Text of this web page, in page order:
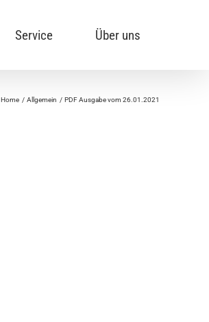
Service Über uns
Home Allgemein PDF Ausgabe vom 26.01.2021